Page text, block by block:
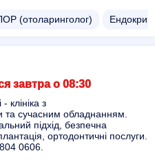
(отоларинголог)
завтра о 08:30
клініка з
та сучасним обладнанням.
підхід, безпечна
ортодонтичні послуги.
0606.